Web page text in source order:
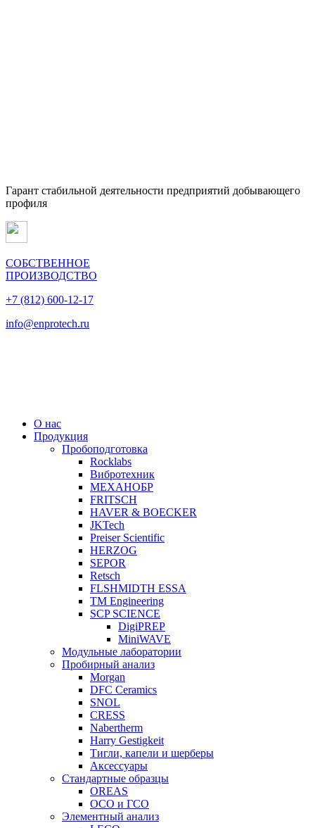
Гарант стабильной деятельности предприятий добывающего
профиля
СОБСТВЕННОЕ
ПРОИЗВОДСТВО
+7 (812) 600-12-17
info@enprotech.ru
О нас
Продукция
Пробоподготовка
Rocklabs
Вибротехник
МЕХАНОБР
FRITSCH
HAVER & BOECKER
JKTech
Preiser Scientific
HERZOG
SEPOR
Retsch
FLSHMIDTH ESSA
TM Engineering
SCP SCIENCE
DigiPREP
MiniWAVE
Модульные лаборатории
Пробирный анализ
Morgan
DFC Ceramics
SNOL
CRESS
Nabertherm
Harry Gestigkeit
Тигли, капели и шерберы
Аксессуары
Стандартные образцы
OREAS
ОСО и ГСО
Элементный анализ